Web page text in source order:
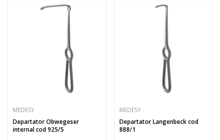
MEDESY
Departator Obwegeser
internal cod 925/5
MEDESY
Departator Langenbeck cod
888/1